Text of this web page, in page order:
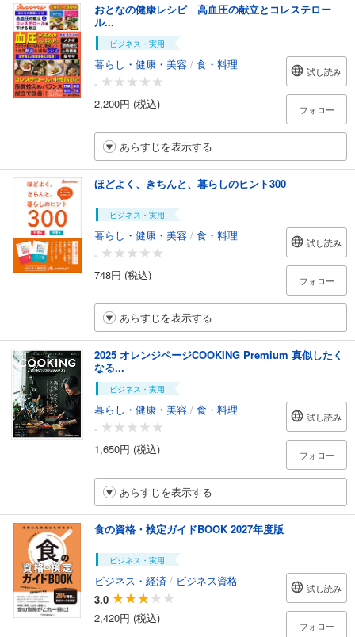
おとなの健康レシピ 高血圧の献立とコレステロー
ル...
ビジネス・実用
暮らし・健康・美容 / 食・料理
-
2,200円 (税込)
試し読み
フォロー
あらすじを表示する
ほどよく、きちんと、暮らしのヒント300
ビジネス・実用
暮らし・健康・美容 / 食・料理
-
748円 (税込)
試し読み
フォロー
あらすじを表示する
2025 オレンジページCOOKING Premium 真似したく
なる...
ビジネス・実用
暮らし・健康・美容 / 食・料理
-
1,650円 (税込)
試し読み
フォロー
あらすじを表示する
食の資格・検定ガイドBOOK 2027年度版
ビジネス・実用
ビジネス・経済 / ビジネス資格
3.0
2,420円 (税込)
試し読み
フォロー